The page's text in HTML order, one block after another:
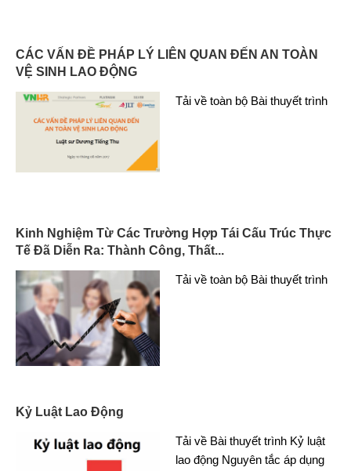
CÁC VẤN ĐỀ PHÁP LÝ LIÊN QUAN ĐẾN AN TOÀN
VỆ SINH LAO ĐỘNG
Tải về toàn bộ Bài thuyết trình
Kinh Nghiệm Từ Các Trường Hợp Tái Cấu Trúc Thực
Tế Đã Diễn Ra: Thành Công, Thất...
Tải về toàn bộ Bài thuyết trình
Kỷ Luật Lao Động
Tải về Bài thuyết trình Kỷ luật
lao động Nguyên tắc áp dụng